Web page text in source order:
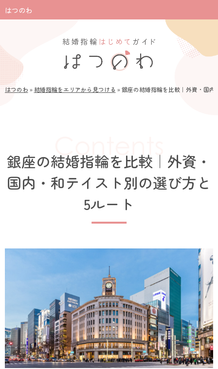
はつのわ
はつのわ »結婚指輪をエリアから見つける »銀座の結婚指輪を比較｜外資・国内
銀座の結婚指輪を比較｜外資・
国内・和テイスト別の選び方と
5ルート